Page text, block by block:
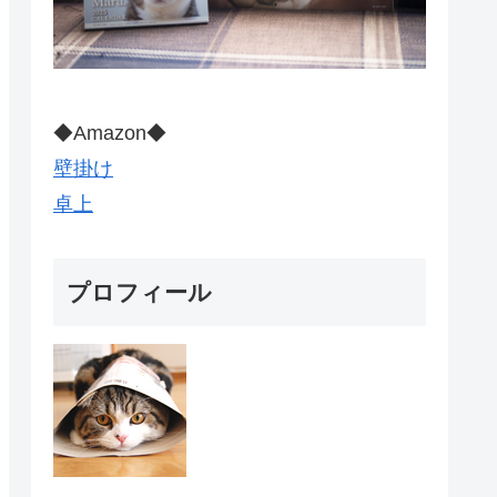
◆Amazon◆
壁掛け
卓上
プロフィール